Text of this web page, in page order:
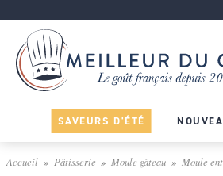
SAVEURS D'ÉTÉ
Accueil Pâtisserie Moule gâteau Moule